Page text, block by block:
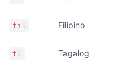
fil Filipino
tl Tagalog